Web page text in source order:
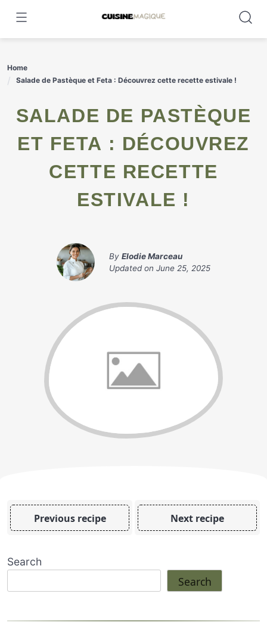
content
Home
Salade de Pastèque et Feta : Découvrez cette recette estivale !
SALADE DE PASTÈQUE
ET FETA : DÉCOUVREZ
CETTE RECETTE
ESTIVALE !
By Elodie Marceau
Updated on June 25, 2025
Previous recipe Next recipe
Search
Search